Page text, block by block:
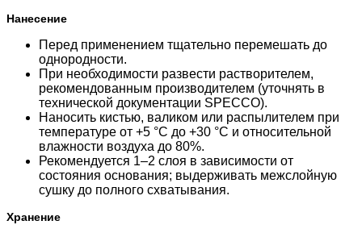
Нанесение
Перед применением тщательно перемешать до
однородности.
При необходимости развести растворителем,
рекомендованным производителем (уточнять в
технической документации SPECCO).
Наносить кистью, валиком или распылителем при
температуре от +5 °C до +30 °C и относительной
влажности воздуха до 80%.
Рекомендуется 1–2 слоя в зависимости от
состояния основания; выдерживать межслойную
сушку до полного схватывания.
Хранение